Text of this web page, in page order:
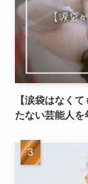
【涙袋はなく
たない芸能人を